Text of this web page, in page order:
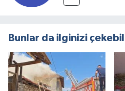
Bunlar da ilginizi